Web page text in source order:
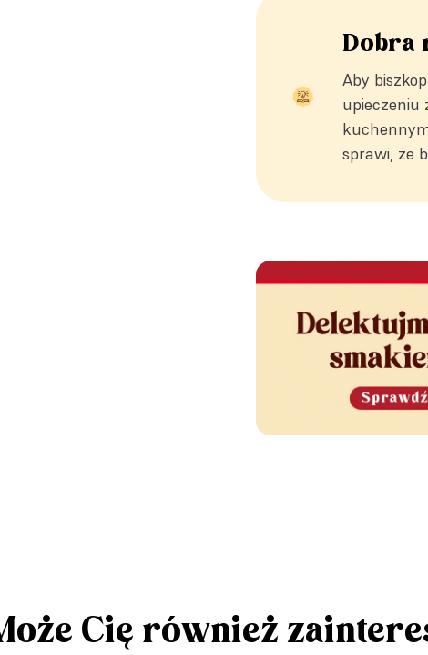
Dobra
Aby
upieczeniu
sprawi, że
Cię również